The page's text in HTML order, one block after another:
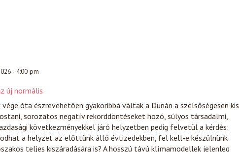
- 4:00 pm
új normális
óta észrevehetően gyakoribbá váltak a Dunán a szélsőségesen kis
sorozatos negatív rekorddöntéseket hozó, súlyos társadalmi,
következményekkel járó helyzetben pedig felvetül a kérdés:
a helyzet az előttünk álló évtizedekben, fel kell-e készülnünk
teljes kiszáradására is? A hosszú távú klímamodellek jelenleg